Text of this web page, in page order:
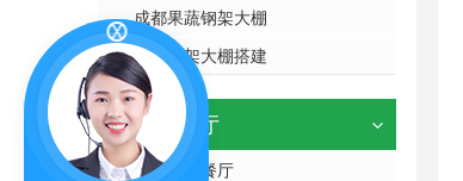
成都果蔬钢架大棚
成都钢架大棚搭建
生态餐厅
成都生态餐厅